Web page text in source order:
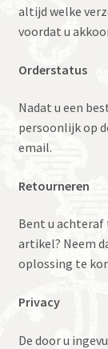
altijd welke
voordat u
Orderstatus
Nadat u een
persoonlijk op
email.
Retourneren
Bent u achteraf
artikel? Neem
oplossing te
Privacy
De door u